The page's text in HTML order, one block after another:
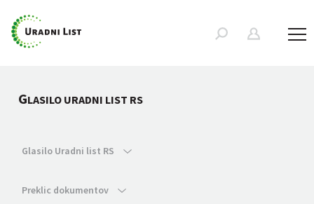
GLASILO URADNI LIST RS
Glasilo Uradni list RS
Preklic dokumentov